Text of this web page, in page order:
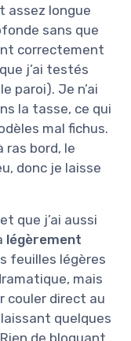
assez longue
sans que
correctement
j’ai testés
paroi). Je n’ai
la tasse, ce qui
mal fichus.
ras bord, le
donc je laisse
que j’ai aussi
légèrement
feuilles légères
mais
couler direct au
quelques